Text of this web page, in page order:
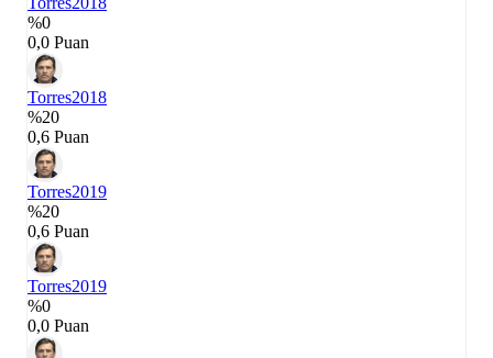
%0
0,0 Puan
Torres2018
%20
0,6 Puan
Torres2019
%20
0,6 Puan
Torres2019
%0
0,0 Puan